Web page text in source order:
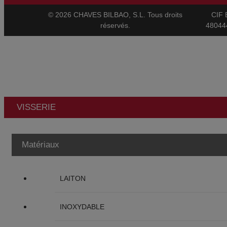
© 2026 CHAVES BILBAO, S.L. Tous droits
réservés.
CIF
VISSERIE
Matériaux
LAITON
INOXYDABLE